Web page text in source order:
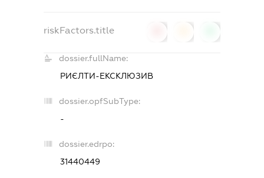
riskFactors.title
dossier.fullName:
РИЄЛТИ-ЕКСКЛЮЗИВ
dossier.opfSubType:
-
dossier.edrpo:
31440449